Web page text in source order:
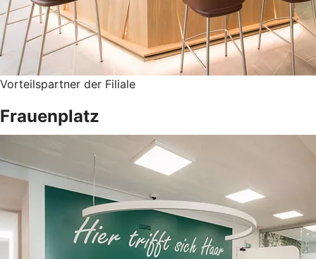
Vorteilspartner der Filiale
Frauenplatz